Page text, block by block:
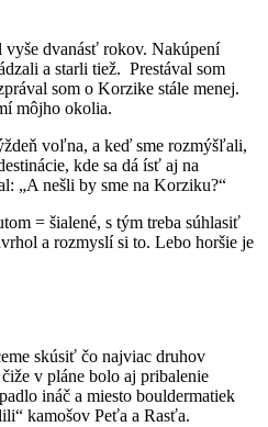
dvanásť rokov. Nakúpení
a starli tiež. Prestával som
som o Korzike stále menej.
môjho okolia.
voľna, a keď sme rozmýšľali,
kde sa dá ísť aj na
„A nešli by sme na Korziku?“
= šialené, s tým treba súhlasiť
a rozmyslí si to. Lebo horšie je
skúsiť čo najviac druhov
v pláne bolo aj pribalenie
ináč a miesto bouldermatiek
kamošov Peťa a Rasťa.